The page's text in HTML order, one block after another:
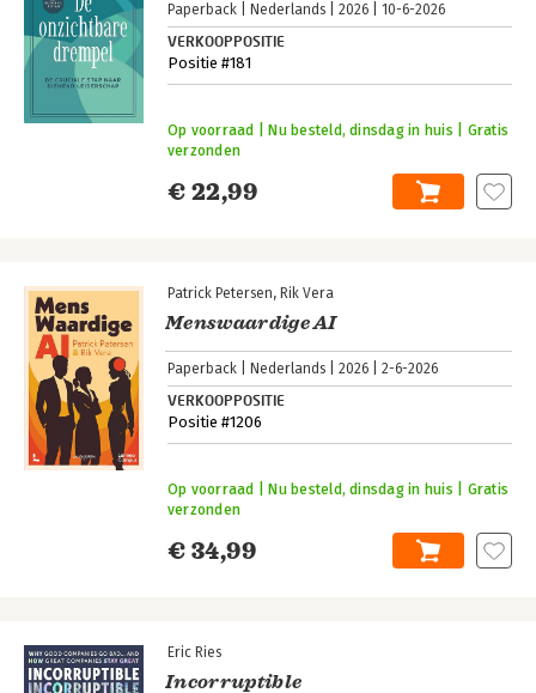
Paperback Nederlands 2026 10-6-2026
VERKOOPPOSITIE
Positie #181
€ 22,99
Op voorraad | Nu besteld, dinsdag in huis | Gratis
verzonden
Patrick Petersen Rik Vera
Menswaardige AI
Paperback Nederlands 2026 2-6-2026
VERKOOPPOSITIE
Positie #1206
€ 34,99
Op voorraad | Nu besteld, dinsdag in huis | Gratis
verzonden
Eric Ries
Incorruptible